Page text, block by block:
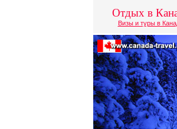
Отдых в
Визы и туры в